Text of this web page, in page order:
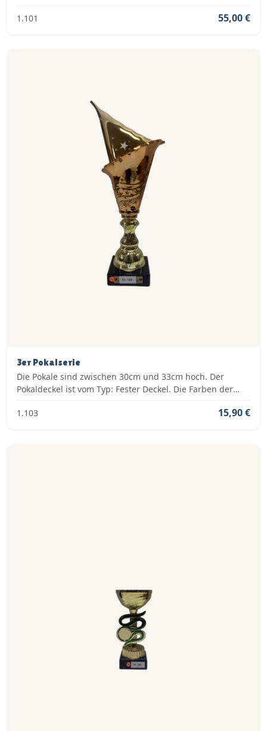
1.101
55,00 €
3er Pokalserie
Die Pokale sind zwischen 30cm und 33cm hoch. Der
Pokaldeckel ist vom Typ: Fester Deckel. Die Farben der
1.103
15,90 €